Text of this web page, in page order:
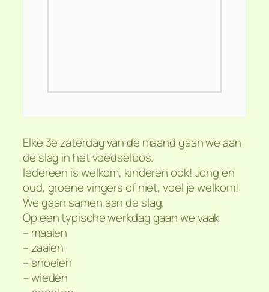
Elke 3e zaterdag van de maand gaan we aan
de slag in het voedselbos.
Iedereen is welkom, kinderen ook! Jong en
oud, groene vingers of niet, voel je welkom!
We gaan samen aan de slag.
Op een typische werkdag gaan we vaak
– maaien
– zaaien
– snoeien
– wieden